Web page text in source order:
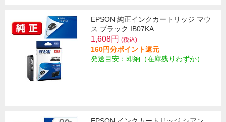
EPSON 純正インクカートリッジ マウ
ス ブラック IB07KA
1,608円 (税込)
160円分ポイント還元
発送目安：即納（在庫残りわずか）